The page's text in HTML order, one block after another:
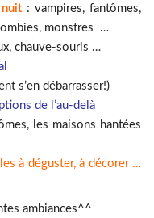
: vampires, fantômes,
monstres …
chauve-souris …
s’en débarrasser!)
de l’au-delà
les maisons hantées
à déguster, à décorer …
ambiances^^